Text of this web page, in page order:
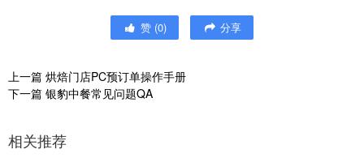
赞 (0) 分享
上一篇 烘焙门店PC预订单操作手册
下一篇 银豹中餐常见问题QA
相关推荐